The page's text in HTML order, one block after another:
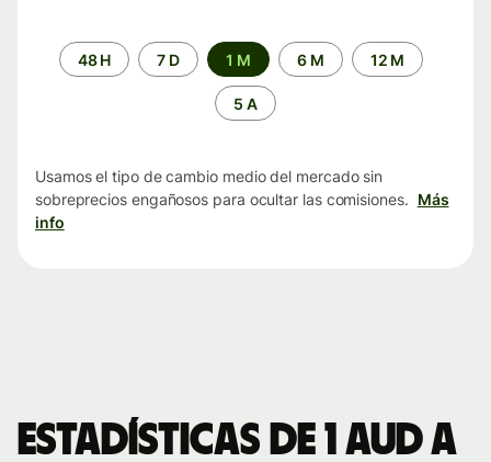
Periodo48 H 7 D 1 M 6 M 12 M
5 A
Usamos el tipo de cambio medio del mercado sin
sobreprecios engañosos para ocultar las comisiones. Más
info
Estadísticas de 1 AUD a